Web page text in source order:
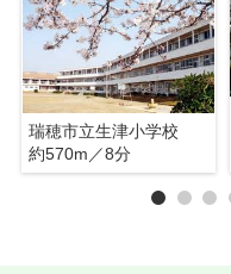
瑞穂市立生津小学校
約570m／8分